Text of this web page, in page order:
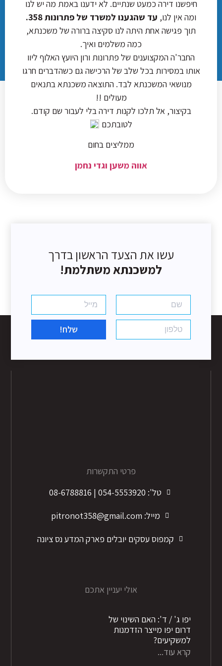
חיפשנו דירה כמעט שנתיים. לא ידענו באמת מה יש לנו
ומה אין לנו, עד שהגענו למשרד של פתרונות 358.
תוך פגישה אחת היתה לנו סקיצה ברורה של משכנתא,
כמה משלמים ואיך.
החבר'ה המקצוענים של פתרונות ורון היועץ האלוף ליוו
אותו במסירות בכל שלב של הרכישה גם כשהדברים חרגו
מנושאי המשכנתא לבד. התוצאה משכנתא בתנאים
מעולים !!
בקיצור, אל תלכו לקנות דירה בלי לעבור שם קודם.
לטובתכם
ממליצים בחום
אווה משען וגדי נחמן
עשו את הצעד הראשון בדרך
למשכנתא משתלמת!
שלח!
פרטי התקשרות
טל': 054-5553920 | 08-6788816
מייל: pitronot358@gmail.com
קמפוס עסקים יובלים פארק המדע נס ציונה
אולי יעניין אתכם
יפו ג' / ד': האם השינוי של
דרום יפו מייצר הזדמנות
למשקיעים?
קרא עוד...